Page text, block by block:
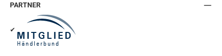
PARTNER
✔